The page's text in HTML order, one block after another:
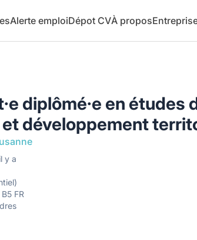
Alerte emploiDépot CVÀ propos
diplômé·e en études
développement
y a
FR